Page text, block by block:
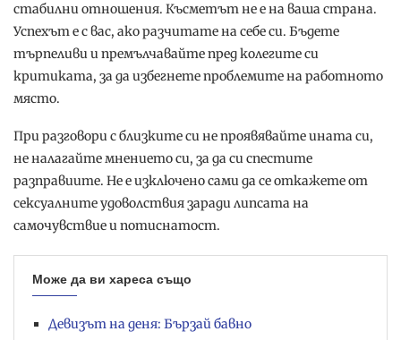
стабилни отношения. Късметът не е на ваша страна.
Успехът е с вас, ако разчитате на себе си. Бъдете
търпеливи и премълчавайте пред колегите си
критиката, за да избегнете проблемите на работното
място.
При разговори с близките си не проявявайте ината си,
не налагайте мнението си, за да си спестите
разправиите. Не е изключено сами да се откажете от
сексуалните удоволствия заради липсата на
самочувствие и потиснатост.
Може да ви хареса също
Девизът на деня: Бързай бавно